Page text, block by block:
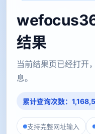
结果
当前结果页已经打开
息。
累计查询次数：
支持完整网址输入